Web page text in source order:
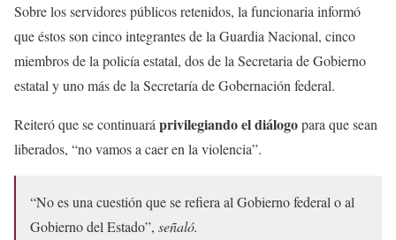
Sobre los servidores públicos retenidos, la funcionaria informó
que éstos son cinco integrantes de la Guardia Nacional, cinco
miembros de la policía estatal, dos de la Secretaria de Gobierno
estatal y uno más de la Secretaría de Gobernación federal.
Reiteró que se continuará privilegiando el diálogopara que sean
liberados, “no vamos a caer en la violencia”.
“No es una cuestión que se refiera al Gobierno federal o al
Gobierno del Estado”, señaló.